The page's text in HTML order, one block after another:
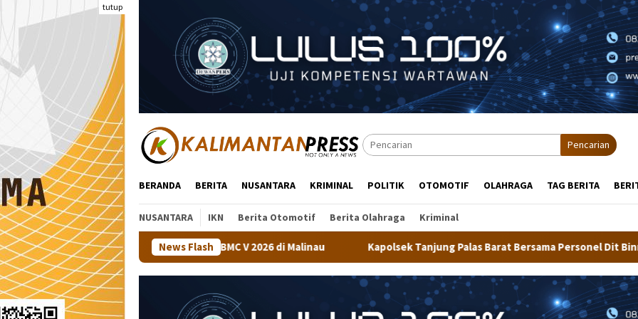
tutup
Pencarian
BERANDA BERITA NUSANTARA KRIMINAL POLITIK OTOMOTIF OLAHRAGA TAG BERITA
NUSANTARA IKN Berita Otomotif Berita Olahraga Kriminal
News Flash
Tenis Meja BMC V 2026 di Malinau Kapolsek Tanjung Palas Barat Bersama Personel Dit Binmas Polda Kaltara Salurkan